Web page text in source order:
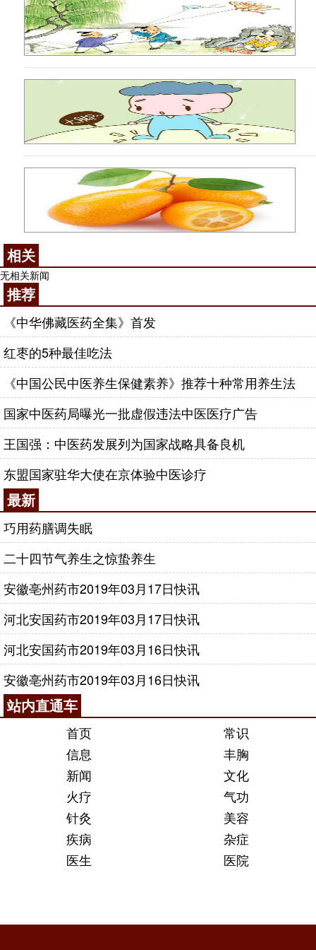
相关
无相关新闻
推荐
《中华佛藏医药全集》首发
红枣的5种最佳吃法
《中国公民中医养生保健素养》推荐十种常用养生法
国家中医药局曝光一批虚假违法中医医疗广告
王国强：中医药发展列为国家战略具备良机
东盟国家驻华大使在京体验中医诊疗
最新
巧用药膳调失眠
二十四节气养生之惊蛰养生
安徽亳州药市2019年03月17日快讯
河北安国药市2019年03月17日快讯
河北安国药市2019年03月16日快讯
安徽亳州药市2019年03月16日快讯
站内直通车
首页
常识
信息
丰胸
新闻
文化
火疗
气功
针灸
美容
疾病
杂症
医生
医院